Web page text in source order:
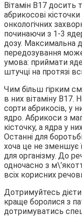
Вітамін В17
абрикосові
онкологічних
починаючи з 1-3
дозу. Максимальна
передозування
умова: приймати
штучці на протязі
Чим більш гірким
в них вітаміну В17.
сорти абрикосів, у
ядро. Абрикоси з
кісточку, а ядра у
Останні для
хоча це не зменшує
для організму. До
одночасно з
всіх корисних
Дотримуйтесь
краще боролися з
дотримуватись